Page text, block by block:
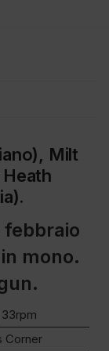
Milt
febbraio
mono.
33rpm
Corner